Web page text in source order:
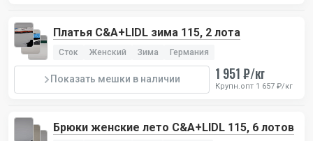
Платья C&A+LIDL зима 115, 2 лота
Сток Женский Зима Германия
Показать мешки в наличии 1 951 ₽/кг
Крупн.опт 1 657 ₽/кг
Брюки женские лето C&A+LIDL 115, 6 лотов